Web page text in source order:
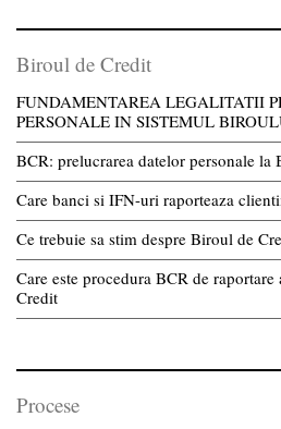
Biroul de Credit
FUNDAMENTAREA LEGALITATII
PERSONALE IN SISTEMUL
BCR: prelucrarea datelor personale la
Care banci si IFN-uri raporteaza
Ce trebuie sa stim despre Biroul de
Care este procedura BCR de
Credit
Procese